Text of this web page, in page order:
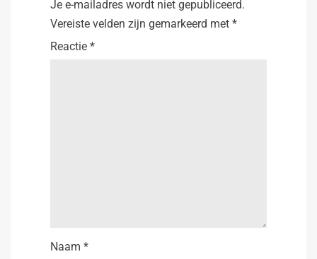
Je e-mailadres wordt niet gepubliceerd.
Vereiste velden zijn gemarkeerd met *
Reactie *
Naam *